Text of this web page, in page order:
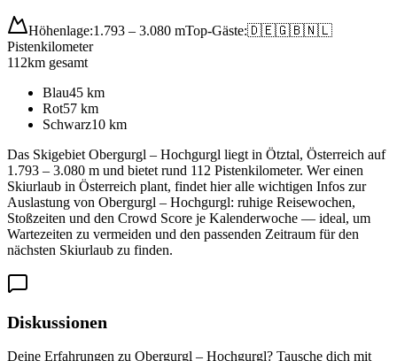
Höhenlage:1.793 – 3.080 mTop-Gäste:🇩🇪🇬🇧🇳🇱
Pistenkilometer
112km gesamt
Blau45 km
Rot57 km
Schwarz10 km
Das Skigebiet Obergurgl – Hochgurgl liegt in Ötztal, Österreich auf
1.793 – 3.080 m und bietet rund 112 Pistenkilometer. Wer einen
Skiurlaub in Österreich plant, findet hier alle wichtigen Infos zur
Auslastung von Obergurgl – Hochgurgl: ruhige Reisewochen,
Stoßzeiten und den Crowd Score je Kalenderwoche — ideal, um
Wartezeiten zu vermeiden und den passenden Zeitraum für den
nächsten Skiurlaub zu finden.
Diskussionen
Deine Erfahrungen zu Obergurgl – Hochgurgl? Tausche dich mit